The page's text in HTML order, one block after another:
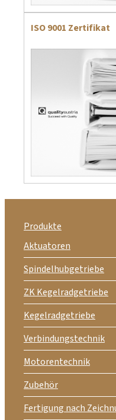
ISO 9001 Zertifikat
Produkte
Aktuatoren
Spindelhubgetriebe
ZK Kegelradgetriebe
Kegelradgetriebe
Verbindungstechnik
Motorentechnik
Zubehör
Fertigung nach